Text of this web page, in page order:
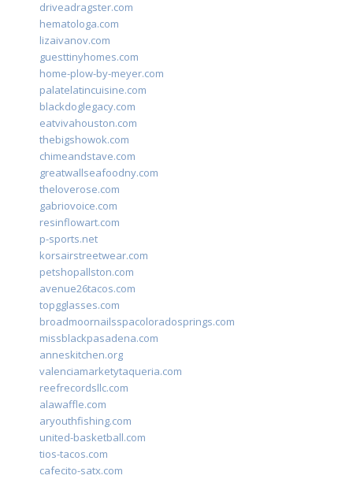
driveadragster.com
hematologa.com
lizaivanov.com
guesttinyhomes.com
home-plow-by-meyer.com
palatelatincuisine.com
blackdoglegacy.com
eatvivahouston.com
thebigshowok.com
chimeandstave.com
greatwallseafoodny.com
theloverose.com
gabriovoice.com
resinflowart.com
p-sports.net
korsairstreetwear.com
petshopallston.com
avenue26tacos.com
topgglasses.com
broadmoornailsspacoloradosprings.com
missblackpasadena.com
anneskitchen.org
valenciamarketytaqueria.com
reefrecordsllc.com
alawaffle.com
aryouthfishing.com
united-basketball.com
tios-tacos.com
cafecito-satx.com